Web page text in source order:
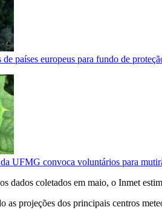
países europeus para fundo de
UFMG convoca voluntários para
dados coletados em maio, o Inmet
as projeções dos principais centros